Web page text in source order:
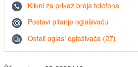
Klikni za prikaz broja telefona
Postavi pitanje oglašivaču
Ostali oglasi oglašivača (27)